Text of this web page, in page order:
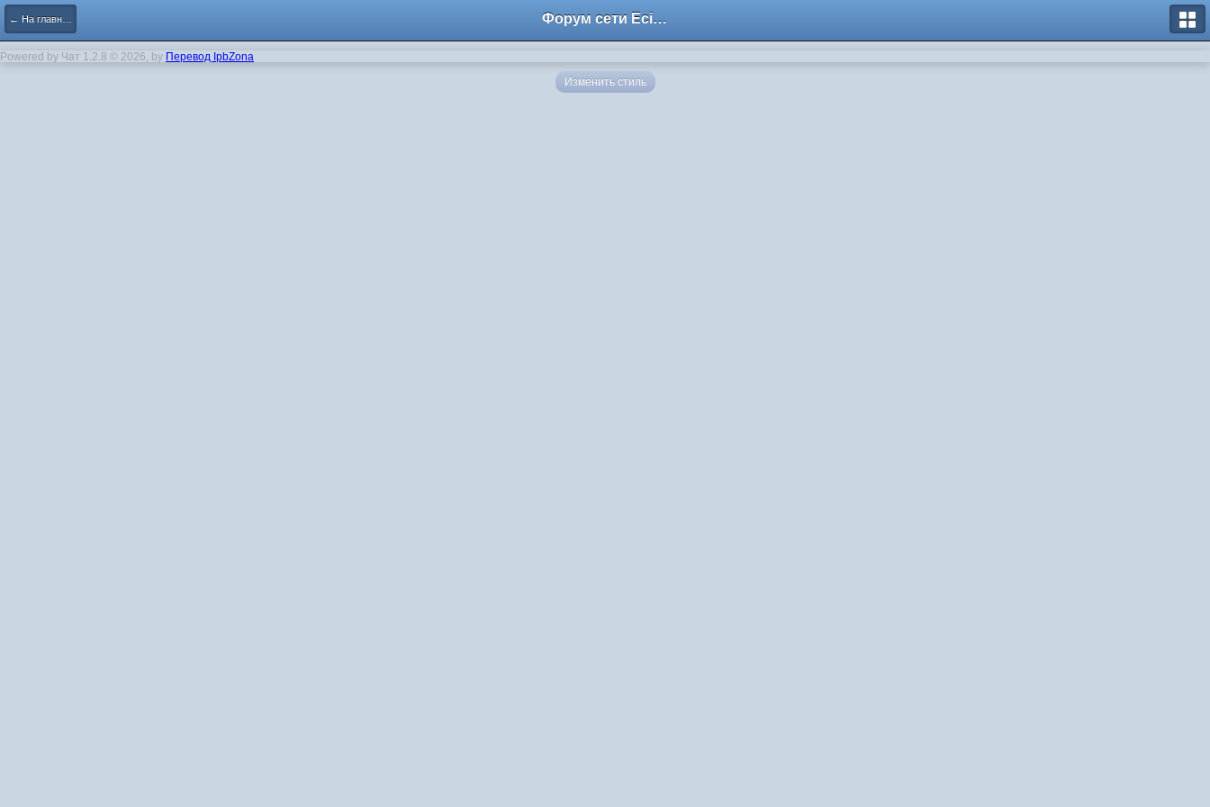
← На главную Форум сети EciлNet
Powered by Чат 1.2.8 © 2026, by Перевод IpbZona
Изменить стиль